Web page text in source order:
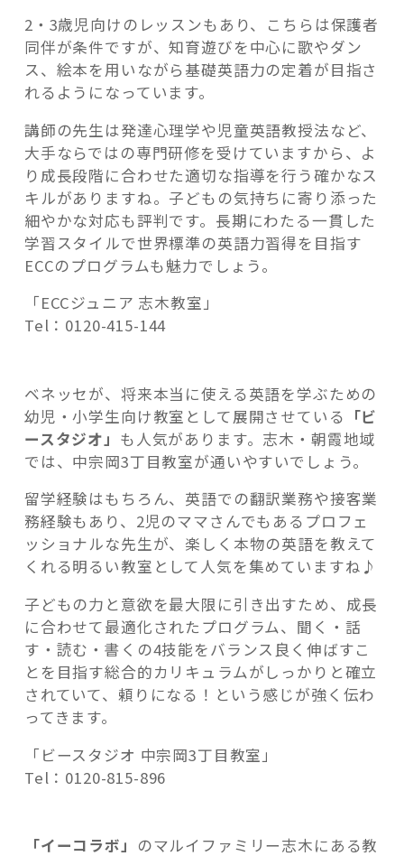
2・3歳児向けのレッスンもあり、こちらは保護者
同伴が条件ですが、知育遊びを中心に歌やダン
ス、絵本を用いながら基礎英語力の定着が目指さ
れるようになっています。
講師の先生は発達心理学や児童英語教授法など、
大手ならではの専門研修を受けていますから、よ
り成長段階に合わせた適切な指導を行う確かなス
キルがありますね。子どもの気持ちに寄り添った
細やかな対応も評判です。長期にわたる一貫した
学習スタイルで世界標準の英語力習得を目指す
ECCのプログラムも魅力でしょう。
「ECCジュニア 志木教室」
Tel：0120-415-144
ベネッセが、将来本当に使える英語を学ぶための
幼児・小学生向け教室として展開させている 「ビ
ースタジオ」 も人気があります。志木・朝霞地域
では、中宗岡3丁目教室が通いやすいでしょう。
留学経験はもちろん、英語での翻訳業務や接客業
務経験もあり、2児のママさんでもあるプロフェ
ッショナルな先生が、楽しく本物の英語を教えて
くれる明るい教室として人気を集めていますね♪
子どもの力と意欲を最大限に引き出すため、成長
に合わせて最適化されたプログラム、聞く・話
す・読む・書くの4技能をバランス良く伸ばすこ
とを目指す総合的カリキュラムがしっかりと確立
されていて、頼りになる！という感じが強く伝わ
ってきます。
「ビースタジオ 中宗岡3丁目教室」
Tel：0120-815-896
「イーコラボ」 のマルイファミリー志木にある教